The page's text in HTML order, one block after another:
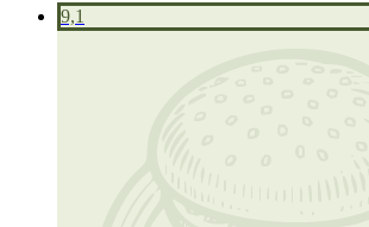
9,1